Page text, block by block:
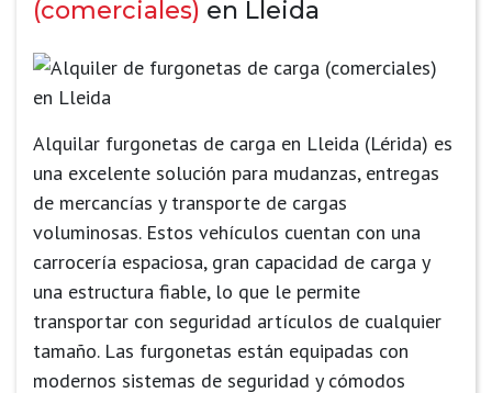
(comerciales) en Lleida
Alquilar furgonetas de carga en Lleida (Lérida) es
una excelente solución para mudanzas, entregas
de mercancías y transporte de cargas
voluminosas. Estos vehículos cuentan con una
carrocería espaciosa, gran capacidad de carga y
una estructura fiable, lo que le permite
transportar con seguridad artículos de cualquier
tamaño. Las furgonetas están equipadas con
modernos sistemas de seguridad y cómodos